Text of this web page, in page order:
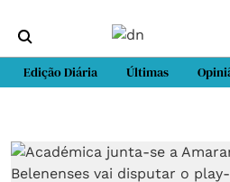
Edição Diária Últimas